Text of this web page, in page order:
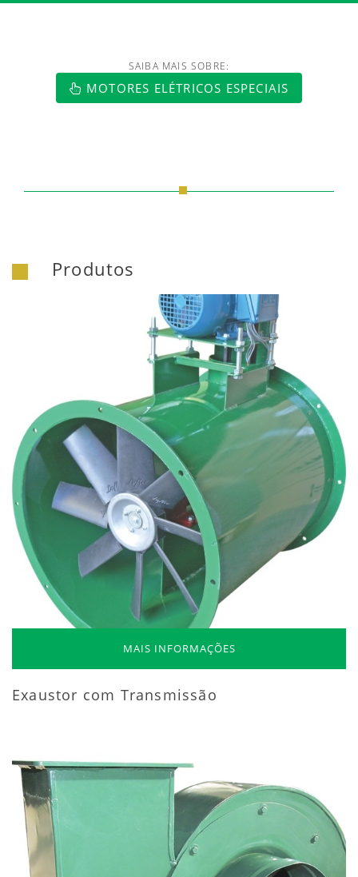
SAIBA MAIS SOBRE:
MOTORES ELÉTRICOS ESPECIAIS
Produtos
MAIS INFORMAÇÕES
Exaustor com Transmissão